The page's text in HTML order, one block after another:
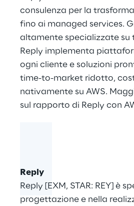
consulenza per la
fino ai managed services.
altamente specializzate su
Reply implementa
ogni cliente e soluzioni
time-to-market ridotto,
nativamente su AWS.
sul rapporto di Reply con
Reply
Reply [EXM, STAR: REY] è
progettazione e nella